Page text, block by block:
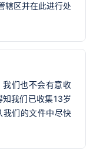
辖区并在此进行处
们也不会有意收
我们已收集13岁
我们的文件中尽快